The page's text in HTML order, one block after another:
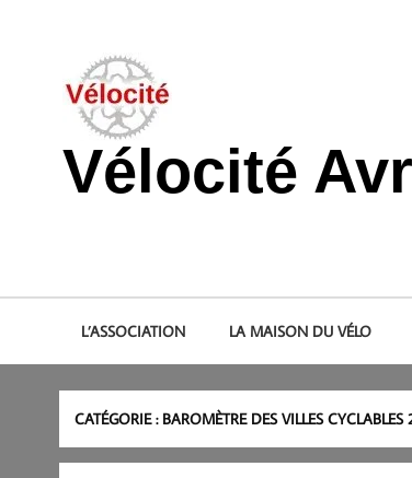
Vélocité
L’ASSOCIATION LA MAISON DU VÉLO
CATÉGORIE : BAROMÈTRE DES VILLES CYCLABLES